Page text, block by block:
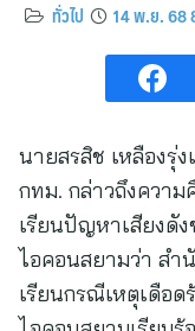
ทั่วไป 14 พ.ย. 68
นายสรสิช เหลืองรุ่
กทม. กล่าวถึงความ
เรียนปัญหาเสียงดั
ไอคอนสยามว่า สำ
เรียนกรณีเหตุเดือ